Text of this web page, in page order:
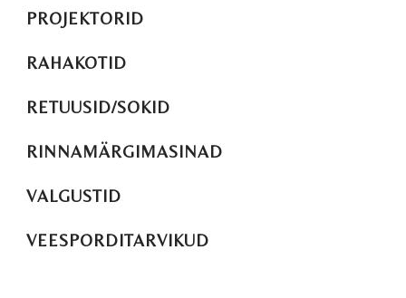
PROJEKTORID
RAHAKOTID
RETUUSID/SOKID
RINNAMÄRGIMASINAD
VALGUSTID
VEESPORDITARVIKUD